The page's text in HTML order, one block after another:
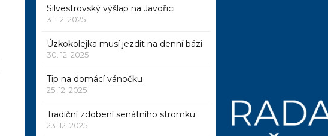
Silvestrovský výšlap na Javořici
31. 12. 2025
Úzkokolejka musí jezdit na denní bázi
30. 12. 2025
Tip na domácí vánočku
25. 12. 2025
Tradiční zdobení senátního stromku
23. 12. 2025